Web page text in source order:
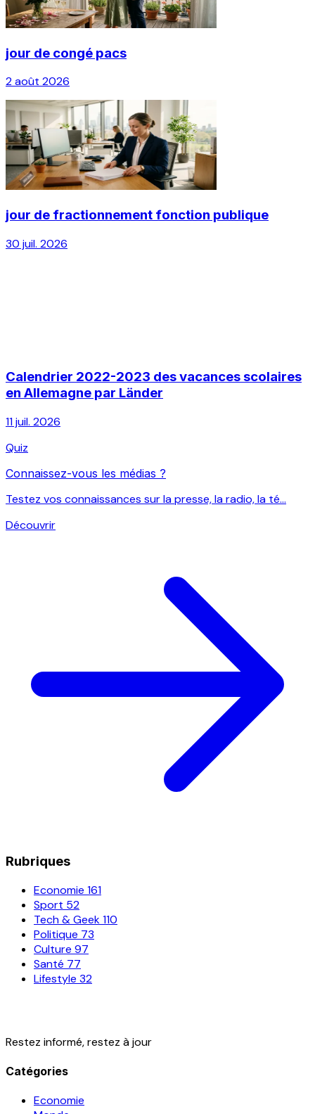
jour de congé pacs
2 août 2026
jour de fractionnement fonction publique
30 juil. 2026
Calendrier 2022-2023 des vacances scolaires
en Allemagne par Länder
11 juil. 2026
Quiz
Connaissez-vous les médias ?
Testez vos connaissances sur la presse, la radio, la té...
Découvrir
Rubriques
Economie 161
Sport 52
Tech & Geek110
Politique 73
Culture 97
Santé 77
Lifestyle 32
Restez informé, restez à jour
Catégories
Economie